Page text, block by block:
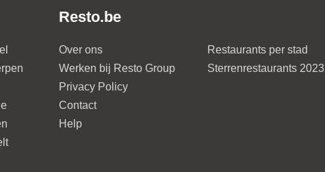
Resto.be
Over ons
Werken bij Resto Group
Privacy Policy
Contact
Help
Restaurants per stad
Sterrenrestaurants 2023